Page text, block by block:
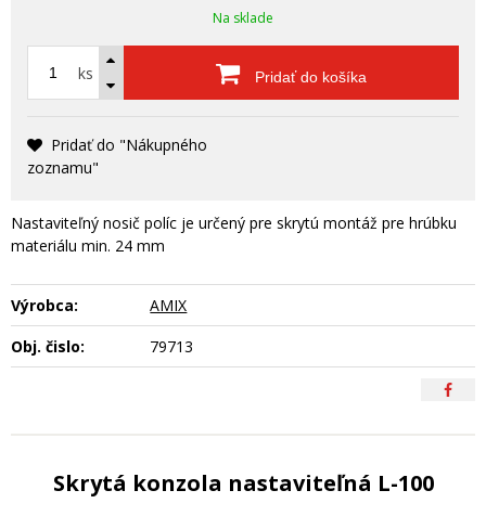
Na sklade
ks Pridať do košíka
Pridať do "Nákupného
zoznamu"
Nastaviteľný nosič políc je určený pre skrytú montáž pre hrúbku
materiálu min. 24 mm
Výrobca:
AMIX
Obj. čislo:
79713
Skrytá konzola nastaviteľná L-100